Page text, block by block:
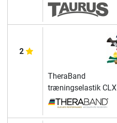
2
TheraBand
træningselastik CLX